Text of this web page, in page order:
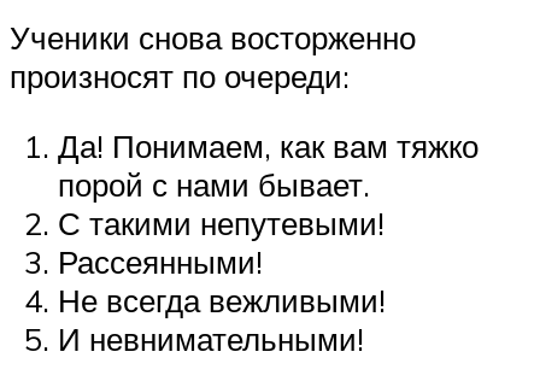
Ученики снова восторженно
произносят по очереди:
Да! Понимаем, как вам тяжко
порой с нами бывает.
С такими непутевыми!
Рассеянными!
Не всегда вежливыми!
И невнимательными!